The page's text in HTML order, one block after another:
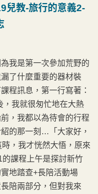
兒教-旅行的意義2-
我是第一次參加荒野的
了什麼重要的器材裝
程訊息，第一行寫著：
，我就很匆忙地在大熱
，我都以為待會的行程
的那一刻…「大家好，
，我才恍然大悟，原來
課程上午是探討新竹
地踏查+長陪活動場
陪兩部分，但對我來